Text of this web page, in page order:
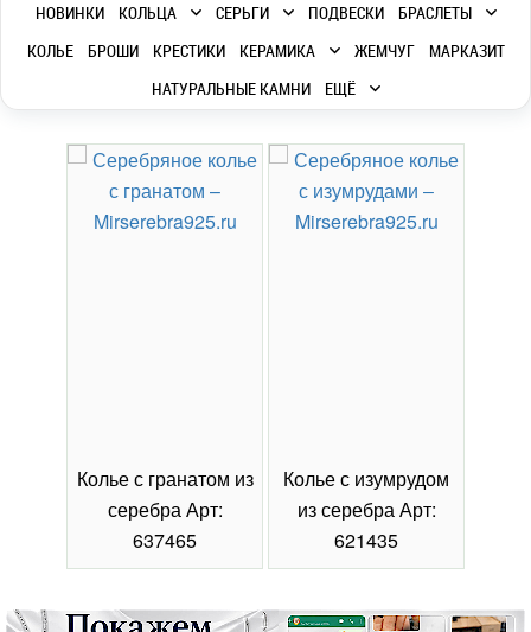
НОВИНКИ КОЛЬЦА СЕРЬГИ ПОДВЕСКИ
БРАСЛЕТЫ
КОЛЬЕ
БРОШИ КРЕСТИКИ КЕРАМИКА ЖЕМЧУГ
МАРКАЗИТ
НАТУРАЛЬНЫЕ КАМНИ
ЕЩЁ
Колье с гранатом из
серебра Арт:
637465
Колье с изумрудом
из серебра Арт:
621435